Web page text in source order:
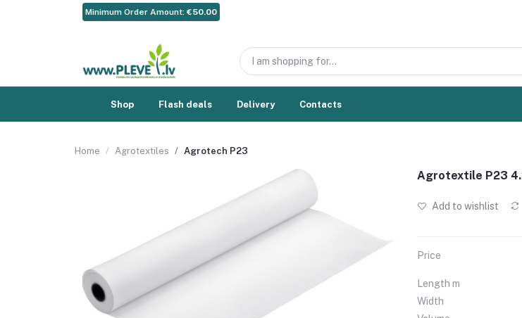
Minimum Order Amount: €50.00
Shop Flash deals Delivery Contacts
Home Agrotextiles Agrotech P23
Agrotextile P23
Add to wishlist
Price
Length m
Width